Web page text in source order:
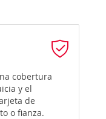
cobertura
y el
de
o fianza.